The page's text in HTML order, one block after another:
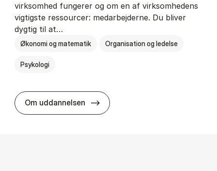
virksomhed fungerer og om en af virksomhedens
vigtigste ressourcer: medarbejderne. Du bliver
dygtig til at…
Økonomi og matematik Organisation og ledelse
Psykologi
Om uddannelsen HA(psyk.) - erhvervs­økonomi og